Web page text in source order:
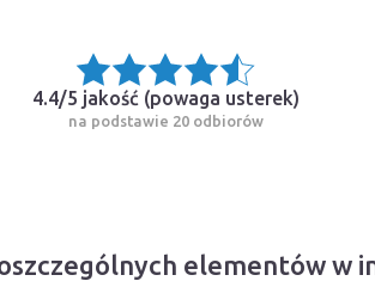
4.4/5 jakość (powaga usterek)
na podstawie 20 odbiorów
elementów w